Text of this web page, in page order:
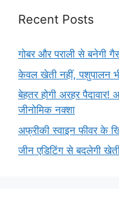
Recent Posts
गोबर और पराली से बनेगी
केवल खेती नहीं, पशुपालन
बेहतर होगी अरहर
जीनोमिक नक्शा
अफ्रीकी स्वाइन फीवर के
जीन एडिटिंग से बदलेगी